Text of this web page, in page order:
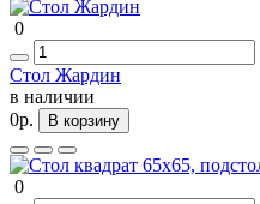
0
Стол Жардин
в наличии
0р.
В корзину
0